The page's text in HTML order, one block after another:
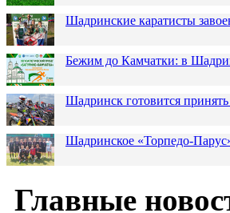
Шадринские каратисты
Бежим до Камчатки: в
Шадринск готовится
Шадринское «Торпедо-
Главные